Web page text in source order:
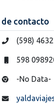
de contacto
(598)
598
-No Data-